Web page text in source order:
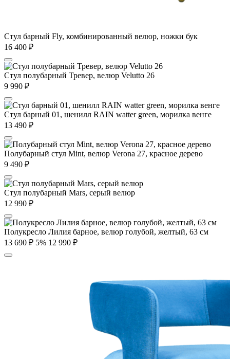
Стул барный Fly, комбинированный велюр, ножки бук
16 400 ₽
Стул полубарный Тревер, велюр Velutto 26
9 990 ₽
Стул барный 01, шенилл RAIN watter green, морилка венге
13 490 ₽
Полубарный стул Mint, велюр Verona 27, красное дерево
9 490 ₽
Стул полубарный Mars, серый велюр
12 990 ₽
Полукресло Лилия барное, велюр голубой, желтый, 63 см
13 690 ₽ 5% 12 990 ₽